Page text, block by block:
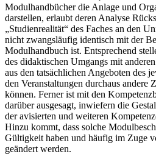
Modulhandbücher die Anlage und
darstellen, erlaubt deren Analyse
„Studienrealität“ des Faches an den
nicht zwangsläufig identisch mit der
Modulhandbuch ist. Entsprechend
des didaktischen Umgangs mit
aus den tatsächlichen Angeboten des
den Veranstaltungen durchaus andere
können. Ferner ist mit den
darüber ausgesagt, inwiefern die
der avisierten und weiteren
Hinzu kommt, dass solche
Gültigkeit haben und häufig im Zuge
geändert werden.